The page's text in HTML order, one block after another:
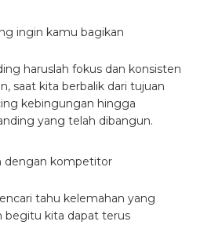
ingin kamu bagikan
haruslah fokus dan konsisten
saat kita berbalik dari tujuan
kebingungan hingga
yang telah dibangun.
dengan kompetitor
tahu kelemahan yang
begitu kita dapat terus